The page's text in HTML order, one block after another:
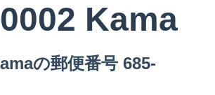
Kama
の郵便番号 685-